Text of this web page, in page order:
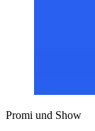
Promi und Show